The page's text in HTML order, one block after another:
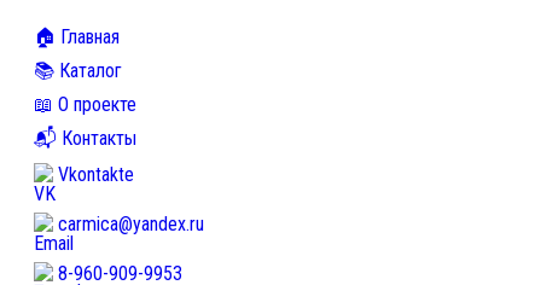
🏠 Главная
📚 Каталог
📖 О проекте
📬 Контакты
Vkontakte
carmica@yandex.ru
8-960-909-9953